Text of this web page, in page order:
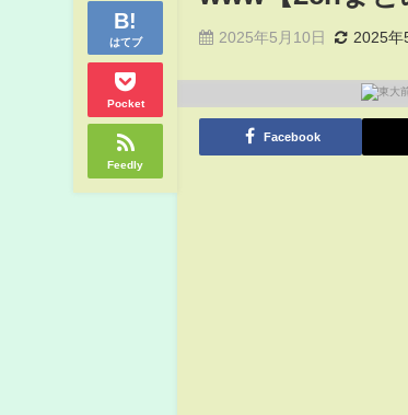
はてブ
Pocket
Feedly
2025年5月10日 2025年
Facebook